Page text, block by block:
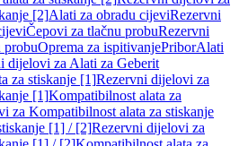
[2]Alati za obradu cijeviRezervni
Čepovi za tlačnu probuRezervni
probuOprema za ispitivanjePriborAlati
dijelovi za Alati za Geberit
za stiskanje [1]Rezervni dijelovi za
[1]Kompatibilnost alata za
za Kompatibilnost alata za stiskanje
[1] / [2]Rezervni dijelovi za